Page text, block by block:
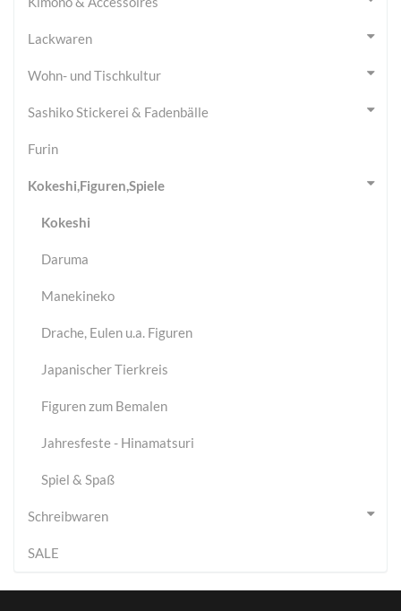
Lackwaren
Wohn- und Tischkultur
Sashiko Stickerei & Fadenbälle
Furin
Kokeshi,Figuren,Spiele
Kokeshi
Daruma
Manekineko
Drache, Eulen u.a. Figuren
Japanischer Tierkreis
Figuren zum Bemalen
Jahresfeste - Hinamatsuri
Spiel & Spaß
Schreibwaren
SALE